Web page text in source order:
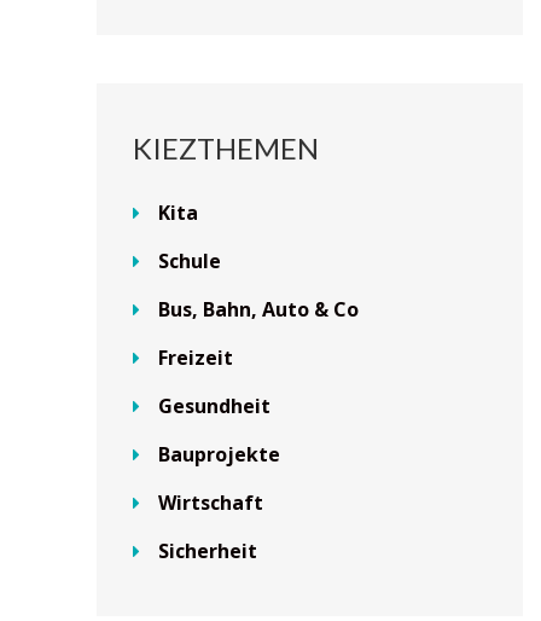
KIEZTHEMEN
Kita
Schule
Bus, Bahn, Auto & Co
Freizeit
Gesundheit
Bauprojekte
Wirtschaft
Sicherheit